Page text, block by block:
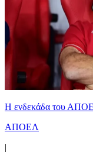
Η ενδεκάδα του
ΑΠΟΕΛ
|